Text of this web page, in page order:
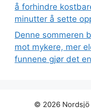
å forhindre
minutter å sette
Denne sommeren
mot mykere, mer
funnene gjør det
© 2026 Nordsjö